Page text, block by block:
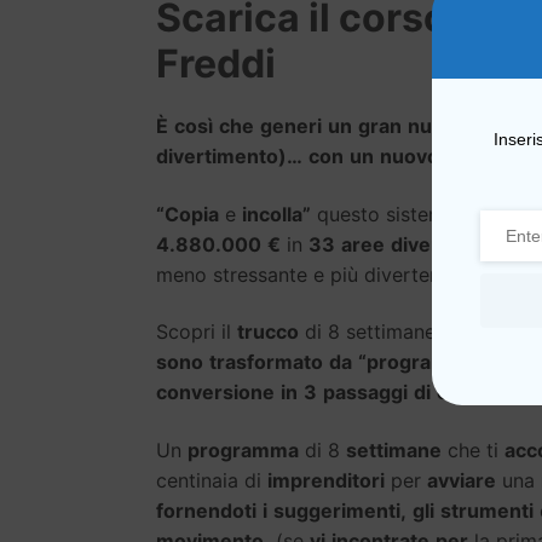
Scarica il corso
Freddi
È così che generi un gran numero
divertimento)… con un nuovo
“Copia e incolla” questo sistema
4.880.000 € in 33 aree diverse…
meno stressante e più divertente.
Scopri il trucco di 8 settimane che ti
sono trasformato da “programmatore
conversione in 3 passaggi di clienti
Un programma di 8 settimane che ti
centinaia di imprenditori per avviare
fornendoti i suggerimenti, gli strumenti